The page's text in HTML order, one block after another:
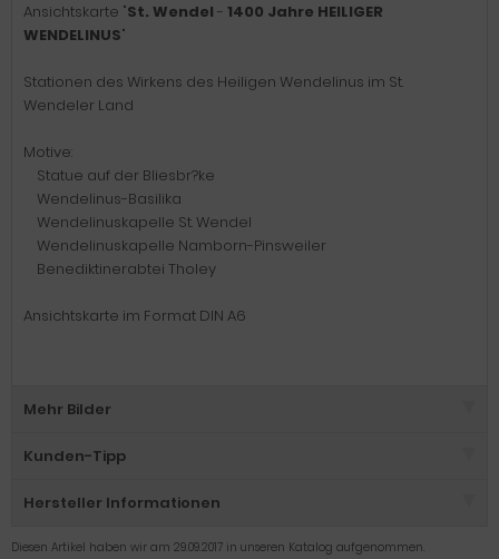
Ansichtskarte "St. Wendel - 1400 Jahre HEILIGER
WENDELINUS"
Stationen des Wirkens des Heiligen Wendelinus im St.
Wendeler Land
Motive:
Statue auf der Bliesbr?ke
Wendelinus-Basilika
Wendelinuskapelle St. Wendel
Wendelinuskapelle Namborn-Pinsweiler
Benediktinerabtei Tholey
Ansichtskarte im Format DIN A6
Mehr Bilder
Kunden-Tipp
Hersteller Informationen
Diesen Artikel haben wir am 29.09.2017 in unseren Katalog aufgenommen.